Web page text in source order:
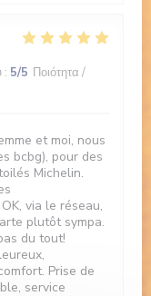
: 5/5 Ποιότητα /
et moi, nous
bcbg), pour des
Michelin.
via le réseau,
plutôt sympa.
du tout!
Prise de
service